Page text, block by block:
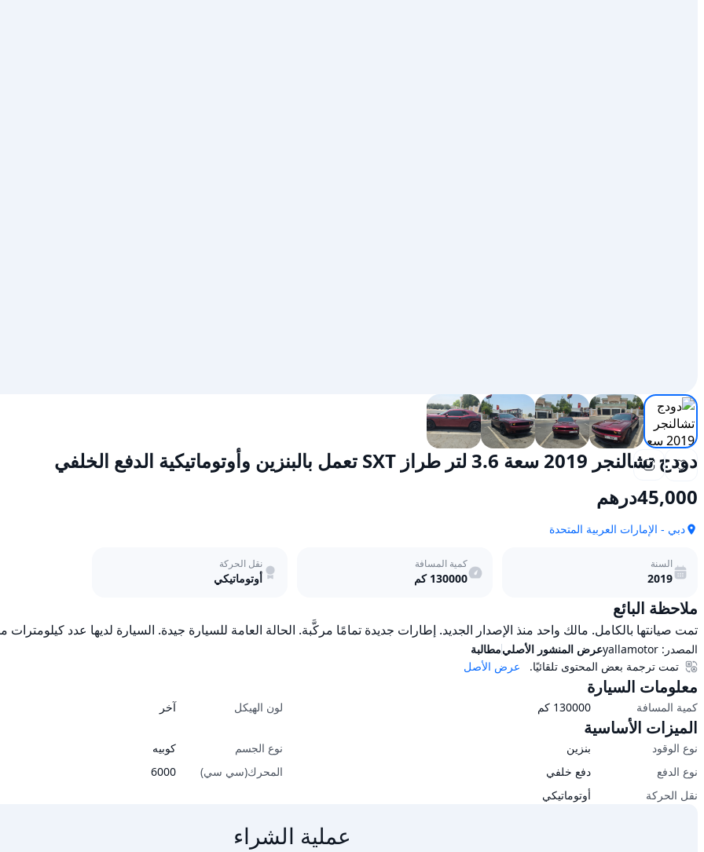
دودج تشالنجر 2019 سعة 3.6 لتر طراز SXT تعمل بالبنزين وأوتوماتيكية الدفع الخلفي
45,000درهم
دبي - الإمارات العربية المتحدة
السنة
2019
كمية المسافة
130000 كم
نقل الحركة
أوتوماتيكي
ملاحظة البائع
تمت صيانتها بالكامل. مالك واحد منذ الإصدار الجديد. إطارات جديدة تمامًا مركَّبة. الحالة العامة للسيارة جيدة. السيارة لديها عدد
المصدر: yallamotorعرض المنشور الأصليمطالبة
عرض الأصل
تمت ترجمة بعض المحتوى تلقائيًا.
معلومات السيارة
كمية المسافة 130000 كم لون الهيكل آخر
الميزات الأساسية
نوع الوقود بنزين نوع الجسم
كوبيه
نوع الدفع
دفع خلفي المحرك(سي سي)
6000
نقل الحركة
أوتوماتيكي
عملية الشراء